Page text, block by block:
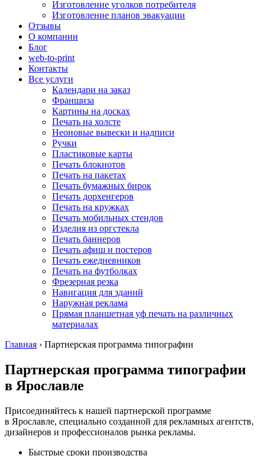
Изготовление уголков потребителя
Изготовление планов эвакуации
Отзывы
О компании
Блог
web-to-print
Контакты
Все услуги
Календари на заказ
Франшиза
Картины на досках
Печать на холсте
Неоновые вывески и надписи
Ручки
Пластиковые карты
Печать блокнотов
Печать на пакетах
Печать бумажных бирок
Печать дорхенгеров
Печать на кружках
Печать мобильных стендов
Изделия из оргстекла
Печать баннеров
Печать афиш и постеров
Печать ежедневников
Печать на футболках
Фрезерная резка
Навигация для зданий
Наружная реклама
Прямая планшетная уф печать на различных
материалах
Главная › Партнерская программа типографии
Партнерская программа типографии
в Ярославле
Присоединяйтесь к нашей партнерской программе
в Ярославле, специально созданной для рекламных агентств,
дизайнеров и профессионалов рынка рекламы.
Быстрые сроки производства